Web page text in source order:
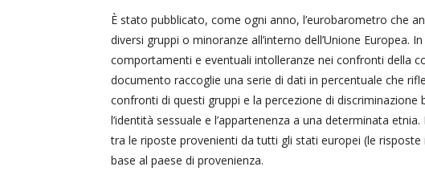
È stato pubblicato, come ogni anno, l’eurobarometro che
diversi gruppi o minoranze all’interno dell’Unione Europea.
comportamenti e eventuali intolleranze nei confronti della
documento raccoglie una serie di dati in percentuale che
confronti di questi gruppi e la percezione di discriminazione
l’identità sessuale e l’appartenenza a una determinata
tra le riposte provenienti da tutti gli stati europei (le
base al paese di provenienza.